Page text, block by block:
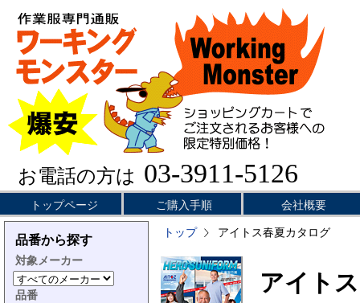
お電話の方は 03-3911-5126
トップページ ご購入手順 会社概要
品番から探す
対象メーカー
品番
トップ アイトス春夏カタログ
アイト